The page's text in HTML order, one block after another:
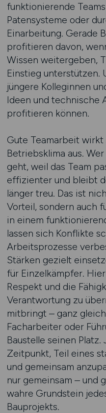
funktionierende
Patensysteme oder
Einarbeitung. Gerade
profitieren davon,
Wissen weitergeben,
Einstieg unterstützen.
jüngere Kolleginnen
Ideen und technische
profitieren können.
Gute Teamarbeit wirkt
Betriebsklima aus.
geht, weil das Team
effizienter und bleibt
länger treu. Das ist
Vorteil, sondern auch
in einem
lassen sich Konflikte
Arbeitsprozesse
Stärken gezielt
für Einzelkämpfer.
Respekt und die
Verantwortung zu
mitbringt – ganz
Facharbeiter oder
Baustelle seinen
Zeitpunkt, Teil eines
und gemeinsam
nur gemeinsam – und
wahre Grundstein
Bauprojekts.